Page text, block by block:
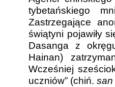
tybetańskiego
Zastrzegające
świątyni pojawiły
Dasanga z
Hainan)
Wcześniej
uczniów” (chiń.